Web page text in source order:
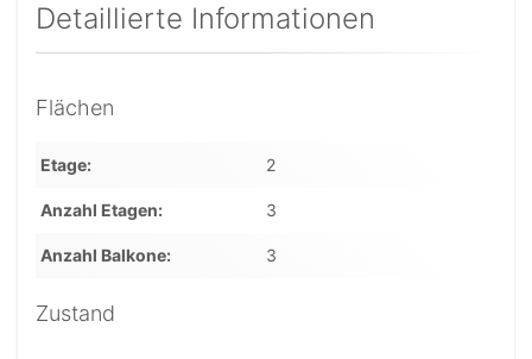
Detaillierte Informationen
Flächen
Etage 2
Anzahl Etagen 3
Anzahl Balkone 3
Zustand